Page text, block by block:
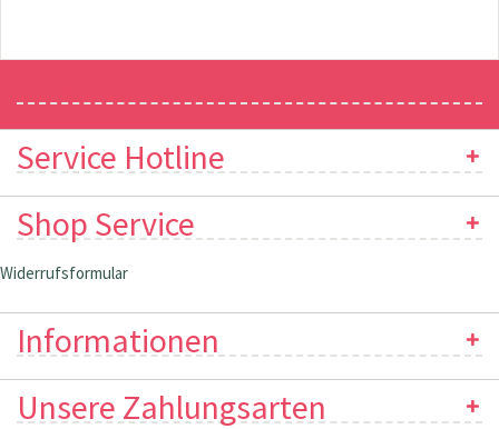
Service Hotline
Shop Service
Widerrufsformular
Informationen
Unsere Zahlungsarten